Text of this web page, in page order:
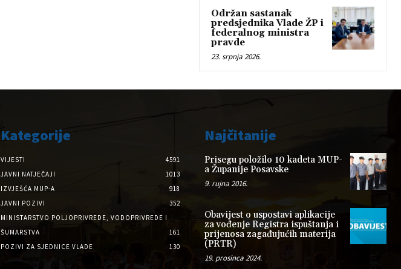
Održan sastanak
predsjednika Vlade ŽP i
federalnog ministra
pravde
23. srpnja 2026.
Kategorije
VIJESTI
4591
JAVNI NATJEČAJI
1013
IZVJEŠĆA MUP-A
918
JAVNI POZIVI
352
MINISTARSTVO POLJOPRIVREDE, VODOPRIVREDE I
ŠUMARSTVA
161
POZIVI ZA SJEDNICE VLADE
130
Najčitanije
Prisegu položilo 10 kadeta MUP-
a Županije Posavske
9. rujna 2016.
Obavijest o uspostavi aplikacije
za vođenje Registra ispuštanja i
prijenosa zagađujućih materija
(PRTR)
19. prosinca 2024.